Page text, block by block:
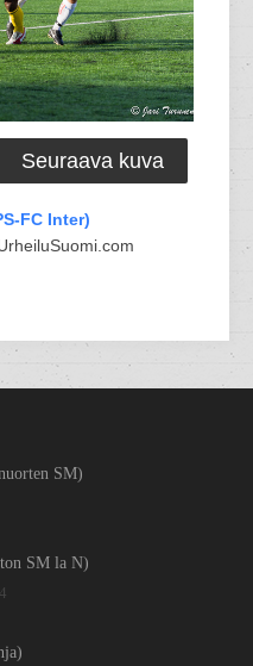
Seuraava kuva
FC Inter)
SM)
SM la N)